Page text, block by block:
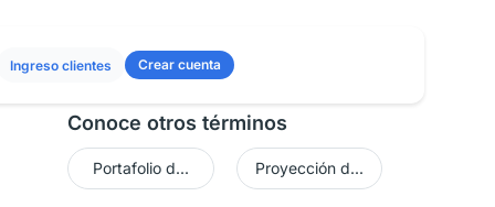
Ingreso clientes Crear cuenta
Conoce otros términos
Portafolio d... Proyección d...